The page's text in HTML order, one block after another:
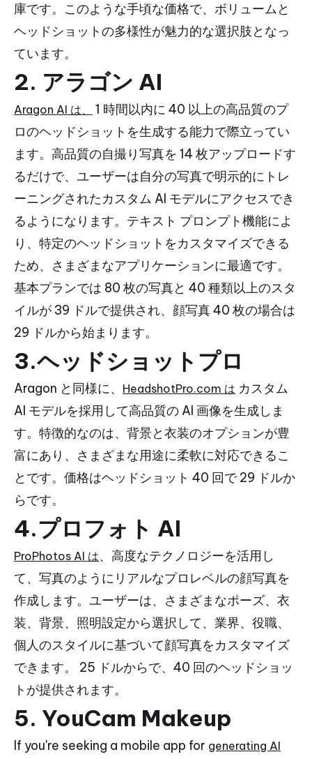
庫です。このような手頃な価格で、ボリュームと
ヘッドショットの多様性が魅力的な選択肢となっ
ています。
2. アラゴン AI
Aragon AI は、
1 時間以内に 40 以上の高品質のプ
ロのヘッドショットを生成する能力で際立ってい
ます。高品質の自撮り写真を 14 枚アップロードす
るだけで、ユーザーは自分の写真で明示的にトレ
ーニングされたカスタム AI モデルにアクセスでき
るようになります。テキスト プロンプト機能によ
り、特定のヘッドショットをカスタマイズできる
ため、さまざまなアプリケーションに最適です。
基本プランでは 80 枚の写真と 40 種類以上のスタ
イルが 39 ドルで提供され、顔写真 40 枚の場合は
29 ドルから始まります。
3.ヘッドショットプロ
Aragon と同様に、 HeadshotPro.com は カスタム
AI モデルを採用して高品質の AI 画像を生成しま
す。特徴的なのは、背景と衣装のオプションが豊
富にあり、さまざまな用途に柔軟に対応できるこ
とです。価格はヘッドショット 40 回で 29 ドルか
らです。
4.プロフォト AI
ProPhotos AI は、高度なテクノロジーを活用し
て、写真のようにリアルなプロレベルの顔写真を
作成します。ユーザーは、さまざまなポーズ、衣
装、背景、照明設定から選択して、業界、役職、
個人のスタイルに基づいて顔写真をカスタマイズ
できます。 25 ドルからで、40 回のヘッドショッ
トが提供されます。
5. YouCam Makeup
If you're seeking a mobile app for generating AI